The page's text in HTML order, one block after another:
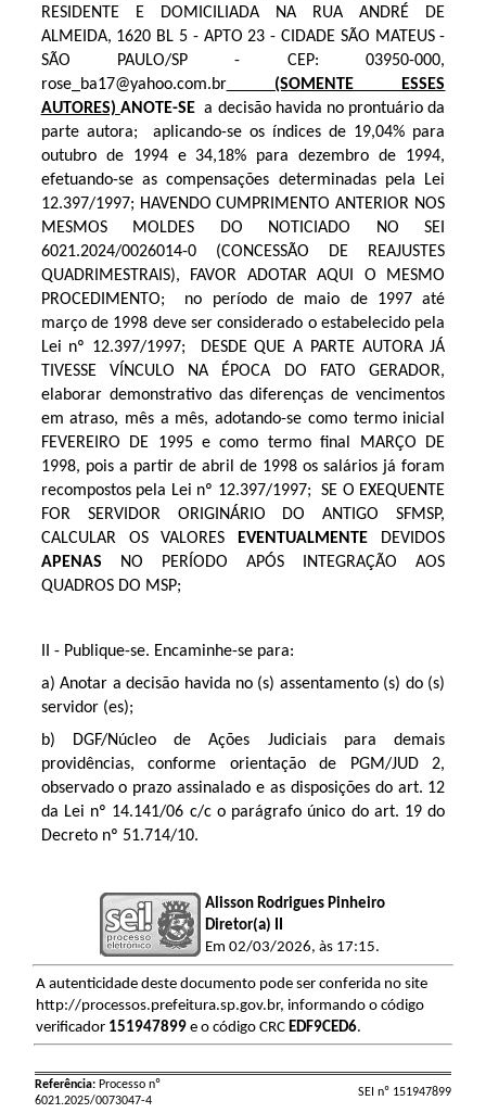
RESIDENTE E DOMICILIADA NA RUA ANDRÉ DE
ALMEIDA, 1620 BL 5 - APTO 23 - CIDADE SÃO MATEUS -
SÃO PAULO/SP - CEP: 03950-000,
rose_ba17@yahoo.com.br(SOMENTE ESSES
AUTORES) ANOTE-SE a decisão havida no prontuário da
parte autora;
aplicando-se os índices de 19,04% para
outubro de 1994 e 34,18% para dezembro de 1994,
efetuando-se as compensações determinadas pela Lei
12.397/1997; HAVENDO CUMPRIMENTO ANTERIOR NOS
MESMOS MOLDES DO NOTICIADO NO SEI
6021.2024/0026014-0 (CONCESSÃO DE REAJUSTES
QUADRIMESTRAIS), FAVOR ADOTAR AQUI O MESMO
PROCEDIMENTO;
no período de maio de 1997 até
março de 1998 deve ser considerado o estabelecido pela
Lei nº 12.397/1997;
DESDE QUE A PARTE AUTORA JÁ
TIVESSE VÍNCULO NA ÉPOCA DO FATO GERADOR,
elaborar demonstrativo das diferenças de vencimentos
em atraso, mês a mês, adotando-se como termo inicial
FEVEREIRO DE 1995 e como termo final MARÇO DE
1998, pois a partir de abril de 1998 os salários já foram
recompostos pela Lei nº 12.397/1997;
SE O EXEQUENTE
FOR SERVIDOR ORIGINÁRIO DO ANTIGO SFMSP,
CALCULAR OS VALORES EVENTUALMENTE DEVIDOS
APENAS NO PERÍODO APÓS INTEGRAÇÃO AOS
QUADROS DO MSP;
II - Publique-se. Encaminhe-se para:
a) Anotar a decisão havida no (s) assentamento (s) do (s)
servidor (es);
b) DGF/Núcleo de Ações Judiciais para demais
providências, conforme orientação de PGM/JUD 2,
observado o prazo assinalado e as disposições do art. 12
da Lei nº 14.141/06 c/c o parágrafo único do art. 19 do
Decreto nº 51.714/10.
Alisson Rodrigues Pinheiro
Diretor(a) II
Em 02/03/2026, às 17:15.
A autenticidade deste documento pode ser conferida no site
http://processos.prefeitura.sp.gov.br, informando o código
verificador 151947899e o código CRC EDF9CED6.
Referência:Processo nº
6021.2025/0073047-4
SEI nº 151947899